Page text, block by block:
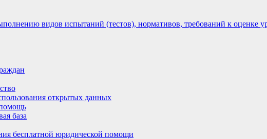
видов испытаний (тестов), нормативов, требований к оценке
открытых данных
база
бесплатной юридической помощи